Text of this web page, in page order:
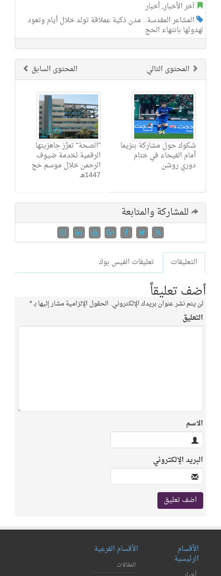
آخر الأخبار,أخبار
المشاعر المقدسة.. مدن ذكية عملاقة تولد خلال أيام وتعود
لهدوئها بانتهاء الحج
المحتوى السابق المحتوى التالي
"الصحة" تعزّز جاهزيتها
الرقمية لخدمة ضيوف
الرحمن خلال موسم حج
1447هـ
شكوك حول مشاركة بنزيما
أمام الفيحاء في ختام
دوري روشن
للمشاركة والمتابعة
التعليقات تعليقات الفيس بوك
أضف تعليقاً
لن يتم نشر عنوان بريدك الإلكتروني. الحقول الإلزامية مشار إليها بـ*
التعليق
الاسم
البريد الإلكتروني
الأقسام
الرئيسية
الأقسام الفرعية
المقالات